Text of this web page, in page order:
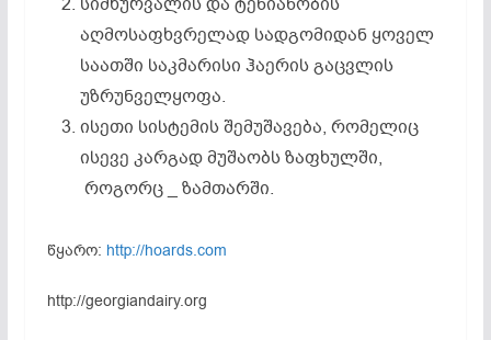
აღმოსაფხვრელად სადგომიდან ყოველ
საათში საკმარისი ჰაერის გაცვლის
უზრუნველყოფა.
ისეთი სისტემის შემუშავება, რომელიც
ისევე კარგად მუშაობს ზაფხულში,
როგორც _ ზამთარში.
წყარო: http://hoards.com
http://georgiandairy.org